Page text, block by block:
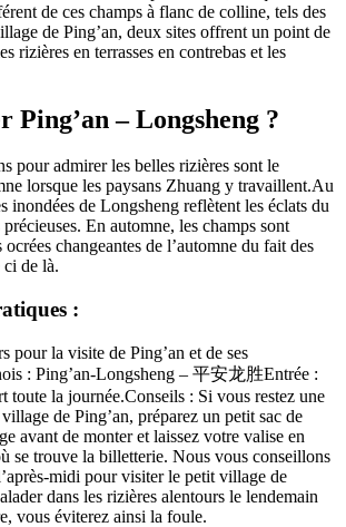
de ces champs à flanc de colline, tels des
de Ping’an, deux sites offrent un point de
rizières en terrasses en contrebas et les
Ping’an – Longsheng ?
pour admirer les belles rizières sont le
lorsque les paysans Zhuang y travaillent.Au
inondées de Longsheng reflètent les éclats du
En automne, les champs sont
changeantes de l’automne du fait des
ci de là.
:
pour la visite de Ping’an et de ses
: Ping’an-Longsheng – 平安龙胜Entrée :
toute la journée.Conseils : Si vous restez une
de Ping’an, préparez un petit sac de
avant de monter et laissez votre valise en
se trouve la billetterie. Nous vous conseillons
midi pour visiter le petit village de
dans les rizières alentours le lendemain
vous éviterez ainsi la foule.